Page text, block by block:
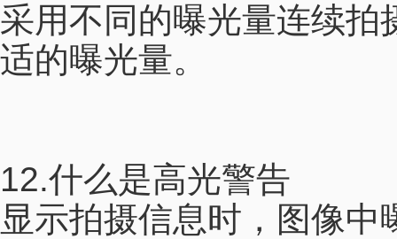
采用不同的曝光量连续
适的曝光量。
12.什么是高光警告
显示拍摄信息时，图像